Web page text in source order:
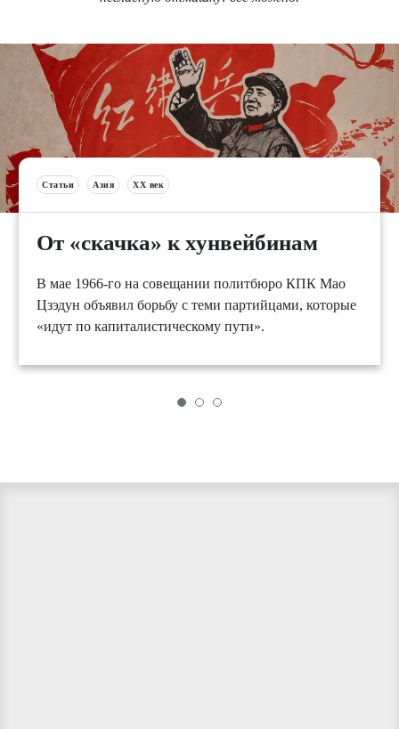
Статьи Азия XX век
От «скачка» к хунвейбинам
В мае 1966-го на совещании политбюро КПК Мао
Цзэдун объявил борьбу с теми партийцами, которые
«идут по капиталистическому пути».